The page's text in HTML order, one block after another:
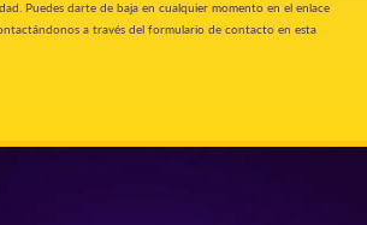
Puedes darte de baja en cualquier momento en el enlace
a través del formulario de contacto en esta